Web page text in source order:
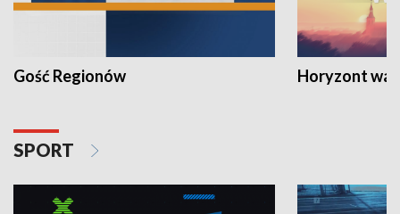
Gość Regionów Horyzont
SPORT